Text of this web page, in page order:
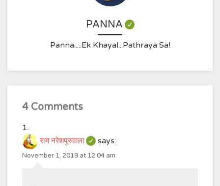
PANNA
Panna.....Ek Khayal...Pathraya Sa!
4 Comments
राम नरेशपुरवाला says:
November 1, 2019 at 12:04 am